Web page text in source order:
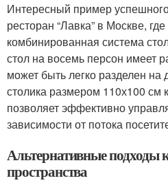
Интересный пример
ресторан “Лавка” в Москве,
комбинированная система
стол на восемь персон имеет
может быть легко разделен на
столика размером 110х100 см
позволяет эффективно
зависимости от потока
Альтернативные подходы
пространства